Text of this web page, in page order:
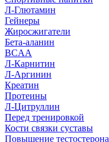
Л-Глютамин
Гейнеры
Жиросжигатели
Бета-аланин
BCAA
Л-Карнитин
Л-Аргинин
Креатин
Протеины
Л-Цитруллин
Перед тренировкой
Кости связки суставы
Повышение тестостерона